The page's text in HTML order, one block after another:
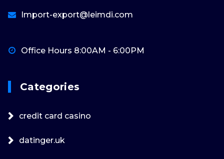
Import-export@leimdi.com
Office Hours 8:00AM - 6:00PM
Categories
credit card casino
datinger.uk